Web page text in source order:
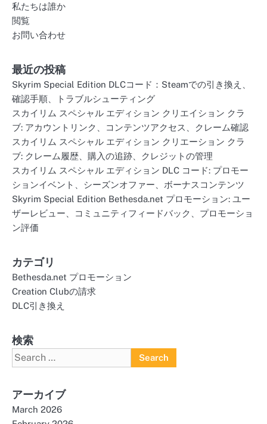
私たちは誰か
閲覧
お問い合わせ
最近の投稿
Skyrim Special Edition DLCコード：Steamでの引き換え、
確認手順、トラブルシューティング
スカイリム スペシャル エディション クリエイション クラ
ブ: アカウントリンク、コンテンツアクセス、クレーム確認
スカイリム スペシャル エディション クリエーション クラ
ブ: クレーム履歴、購入の追跡、クレジットの管理
スカイリム スペシャル エディション DLC コード: プロモー
ションイベント、シーズンオファー、ボーナスコンテンツ
Skyrim Special Edition Bethesda.net プロモーション: ユー
ザーレビュー、コミュニティフィードバック、プロモーショ
ン評価
カテゴリ
Bethesda.net プロモーション
Creation Clubの請求
DLC引き換え
検索
Search
for:
アーカイブ
March 2026